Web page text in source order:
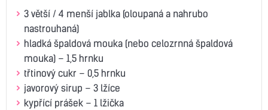
3 větší / 4 menší jablka (oloupaná a nahrubo
nastrouhaná)
hladká špaldová mouka (nebo celozrnná špaldová
mouka) – 1,5 hrnku
třtinový cukr – 0,5 hrnku
javorový sirup – 3 lžíce
kypřící prášek – 1 lžička